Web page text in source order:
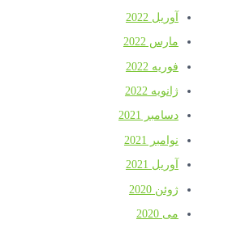
آوریل 2022
مارس 2022
فوریه 2022
ژانویه 2022
دسامبر 2021
نوامبر 2021
آوریل 2021
ژوئن 2020
می 2020